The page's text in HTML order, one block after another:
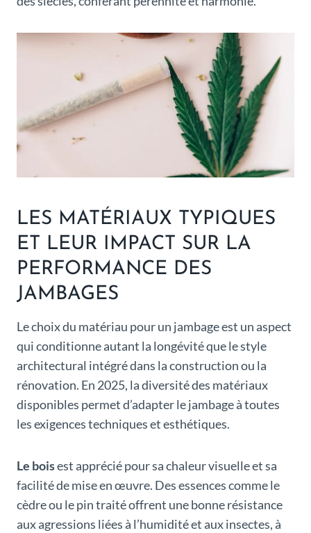
LES MATÉRIAUX TYPIQUES
ET LEUR IMPACT SUR LA
PERFORMANCE DES
JAMBAGES
Le choix du matériau pour un jambage est un aspect
qui conditionne autant la longévité que le style
architectural intégré dans la construction ou la
rénovation. En 2025, la diversité des matériaux
disponibles permet d’adapter le jambage à toutes
les exigences techniques et esthétiques.
Le boisest apprécié pour sa chaleur visuelle et sa
facilité de mise en œuvre. Des essences comme le
cèdre ou le pin traité offrent une bonne résistance
aux agressions liées à l’humidité et aux insectes, à